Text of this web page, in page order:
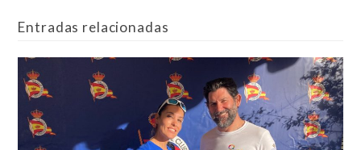
Entradas relacionadas